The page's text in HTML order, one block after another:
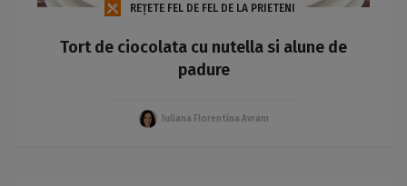
REȚETE FEL DE FEL DE LA PRIETENI
Tort de ciocolata cu nutella si alune de
padure
Iuliana Florentina Avram